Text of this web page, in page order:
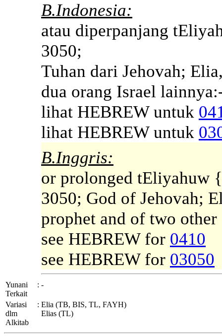
B.Indonesia:
atau diperpanjang
3050;
Tuhan dari Jehovah;
dua orang Israel
lihat HEBREW untuk
lihat HEBREW untuk
B.Inggris:
or prolonged tEliyahuw
3050; God of Jehovah;
prophet and of two
see HEBREW for 0410
see HEBREW for 03050
Yunani
Terkait
: -
Variasi
dlm
Alkitab
: Elia (TB, BIS, TL, FAYH)
Elias (TL)